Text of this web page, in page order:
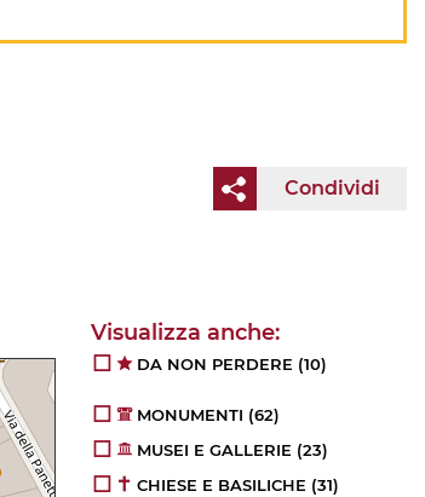
Condividi
DA NON PERDERE (10)
MONUMENTI (62)
MUSEI E GALLERIE (23)
CHIESE E BASILICHE (31)